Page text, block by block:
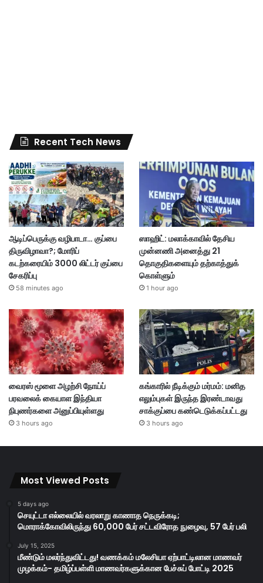
Recent Tech News
ஆடிப்பெருக்கு வழிபாடா… குப்பை
திருவிழாவா?; மோரிப்
கடற்கரையிம் 3000 லிட்டர் குப்பை
சேகரிப்பு
58 minutes ago
ஸாஹிட்: மலாக்காவில் தேசிய
முன்னணி அனைத்து 21
தொகுதிகளையும் தற்காத்துக்
கொள்ளும்
1 hour ago
வைரஸ் மூளை அழற்சி நோய்ப்
பரவலைக் கையாள இந்தியா
நிபுணர்களை அனுப்பியுள்ளது
3 hours ago
கங்காரில் நீடிக்கும் மர்மம்: மனித
எலும்புகள் இருந்த இரண்டாவது
சாக்குப்பை கண்டெடுக்கப்பட்டது
3 hours ago
Most Viewed Posts
5 days ago
செயுட்டா எல்லையில் வரலாறு காணாத நெருக்கடி;
மொராக்கோவிலிருந்து 60,000 பேர் சட்டவிரோத நுழைவு, 57 பேர் பலி
July 15, 2025
மீண்டும் மலர்ந்துவிட்டது! வணக்கம் மலேசியா ஏற்பாட்டிலான மாணவர்
முழக்கம்- தமிழ்ப்பள்ளி மாணவர்களுக்கான பேச்சுப் போட்டி 2025